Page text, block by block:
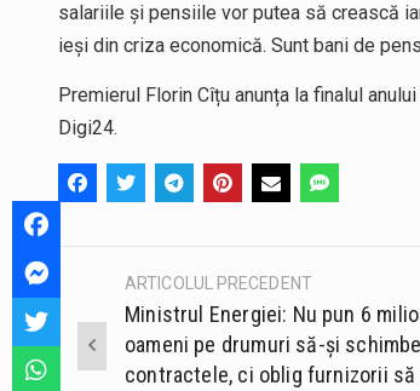
salariile şi pensiile vor putea să crească
ieşi din criza economică. Sunt bani de
Premierul Florin Cîțu anunța la finalul
Digi24.
Post
navigation
ARTICOLUL PRECEDENT
Ministrul Energiei: Nu pun 6
oameni pe drumuri să-și schimbe
contractele, ci oblig furnizorii să